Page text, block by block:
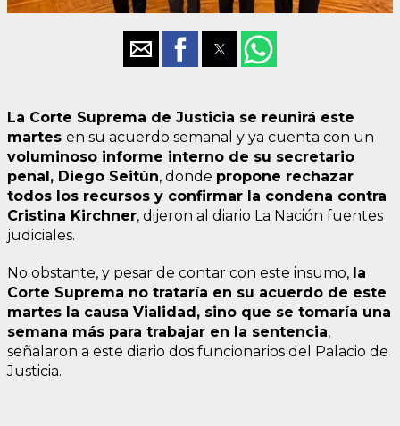
La Corte Suprema de Justicia se reunirá este
martes en su acuerdo semanal y ya cuenta con un
voluminoso informe interno de su secretario
penal, Diego Seitún, donde propone rechazar
todos los recursos y confirmar la condena contra
Cristina Kirchner, dijeron al diario La Nación fuentes
judiciales.
No obstante, y pesar de contar con este insumo, la
Corte Suprema no trataría en su acuerdo de este
martes la causa Vialidad, sino que se tomaría una
semana más para trabajar en la sentencia,
señalaron a este diario dos funcionarios del Palacio de
Justicia.